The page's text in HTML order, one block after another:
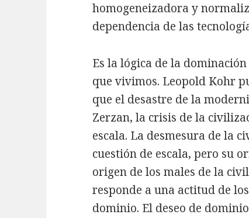
homogeneizadora y
dependencia de las
Es la lógica de la
que vivimos. Leopold Kohr
que el desastre de la
Zerzan, la crisis de la
escala. La desmesura de la
cuestión de escala, pero su
origen de los males de la
responde a una actitud de
dominio. El deseo de